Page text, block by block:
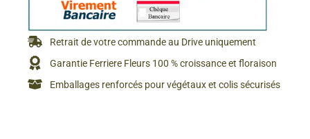
Retrait de votre commande au Drive uniquement
Garantie Ferriere Fleurs 100 % croissance et floraison
Emballages renforcés pour végétaux et colis sécurisés